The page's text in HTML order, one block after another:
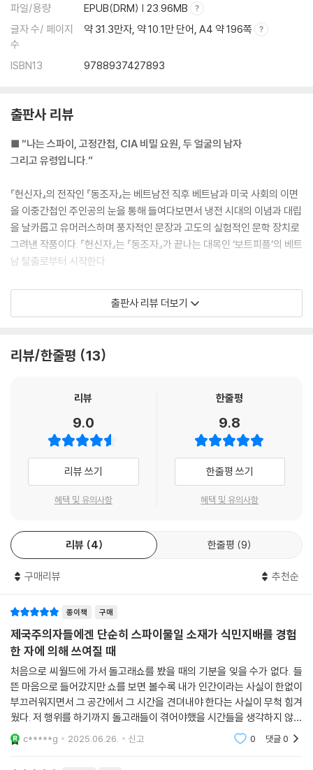
파일/용량
EPUB(DRM) | 23.96MB
글자 수/ 페이지
수
약 31.3만자, 약 10.1만 단어, A4 약 196쪽
ISBN13 9788937427893
출판사 리뷰
■ “나는 스파이, 고정간첩, CIA 비밀 요원, 두 얼굴의 남자
그리고 유령입니다.”
『헌신자』의 전작인 『동조자』는 베트남전 직후 베트남과 미국 사회의 이면
을 이중간첩인 주인공의 눈을 통해 들여다보면서 냉전 시대의 이념과 대립
을 날카롭고 유머러스하며 풍자적인 문장과 고도의 실험적인 문학 장치로
그려낸 작품이다. 『헌신자』는 『동조자』가 끝나는 대목인 ‘보트피플’의 베트
남 탈출로부터 시작한다.
베트콩 수용소에서 가혹한 고문과 철저한 ’재교육‘ 끝에 깨달음을 얻은
‘나’와 친구인 본은 선박을 타고 갖은 고초를 겪은 후에 1980년대 초 ‘아버
만나 이야기를 나눈 ‘나’는 상상했던 바와 큰 차이를 보이는 당고모의 정치
때문에 그 집에 머무르지 못하고 숙소를 옮긴다.
그들이 의탁하기로 한 인물은 그들과 같은 배를 타고 베트남을 떠났던 갱
스터 ‘보스’다. ‘나’와 본은 보스의 명에 따라 ‘파리 최악의 베트남 식당’에서
일하게 되는데, 그곳은 식당이라기보다는 마약 밀매를 위한 보스의 전초기
지다. 또한 ‘나’는 편집자인 당고모를 통해 프랑스 지식인들을 만나게 되고,
식민지 본국인의 교만한 태도를 지닌 그들의 언행에 모욕을 느낀다. ‘나’는
게 팔기로 한다.
이제 ‘나’는 일본인 관광객인 척 위장하고 마약 배달을 하러 파리의 뒷골목
을 누비는데, 보스의 마약 판매 루트는 원래 아랍계 갱단의 구역이다. 두목
‘나’는 어느 날 배달길에 사이드의 부하들과 마주쳐 엉겁결에 그들을 때려
눕히고 달아난다. 이제 베트남계 갱단과 아랍계 갱단 사이에 전쟁이 선포
된 것이다.
또한 ‘나’와 본은 파리에 거주하는, 공산주의를 지지하는 베트남인들의 모
임인 ‘협회’를 방문한다. 반공주의자인 본은 협회 사람들을 증오하고,
‘나’는 이곳에서도 마약 판매 루트를 개척하기로 한다. 본은 그들을 고문한
‘정치위원’이 협회가 주관하는 공연에 참석하리라는 정보를 듣고, 그를 암
살하려는 계획을 세운다. 이제 ‘나’는 정치위원 만의 정체를 모르는 본의 암
출판사 리뷰 더보기
리뷰/한줄평 13
리뷰
9.0
리뷰 쓰기
혜택 및 유의사항
한줄평
9.8
한줄평 쓰기
혜택 및 유의사항
리뷰 4 한줄평 9
구매리뷰 추천순
종이책 구매
제국주의자들에겐 단순히 스파이물일 소재가 식민지배를 경험
한 자에 의해 쓰여질 때
처음으로 씨월드에 가서 돌고래쇼를 봤을 때의 기분을 잊을 수가 없다. 들
뜬 마음으로 들어갔지만 쇼를 보면 볼수록 내가 인간이라는 사실이 한없이
부끄러워지면서 그 공간에서 그 시간을 견뎌내야 한다는 사실이 무척 힘겨
웠다. 저 행위를 하기까지 돌고래들이 겪어야했을 시간들을 생각하지 않을
수 없었고, 이것을 쇼로 즐기는 인간의 무리가 매우 잔인하게 느껴졌다. 같
은 생명체로
c*****g 2025.06.26. 신고 0 댓글0